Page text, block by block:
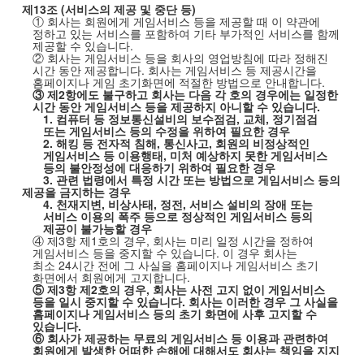
제13조(서비스의 제공 및 중단 등)
① 회사는 회원에게 게임서비스 등을 제공할 때 이 약관에
정하고 있는 서비스를 포함하여 기타 부가적인 서비스를 함께
제공할 수 있습니다.
② 회사는 게임서비스 등을 회사의 영업방침에 따라 정해진
시간 동안 제공합니다. 회사는 게임서비스 등 제공시간을
홈페이지나 게임 초기화면에 적절한 방법으로 안내합니다.
③ 제2항에도 불구하고 회사는 다음 각 호의 경우에는 일정한
시간 동안 게임서비스 등을 제공하지 아니할 수 있습니다.
1. 컴퓨터 등 정보통신설비의 보수점검, 교체, 정기점검
또는 게임서비스 등의 수정을 위하여 필요한 경우
2.해킹 등 전자적 침해, 통신사고, 회원의 비정상적인
게임서비스 등 이용행태, 미처 예상하지 못한 게임서비스
등의 불안정성에 대응하기 위하여 필요한 경우
3. 관련 법령에서 특정 시간 또는 방법으로 게임서비스 등의
제공을 금지하는 경우
4. 천재지변, 비상사태, 정전,서비스 설비의 장애 또는
서비스 이용의 폭주 등으로 정상적인 게임서비스 등의
제공이 불가능할 경우
④ 제3항 제1 호의 경우, 회사는 미리 일정 시간을 정하여
게임서비스 등을 중지할 수 있습니다. 이 경우 회사는
최소 24시간 전에 그 사실을 홈페이지나 게임서비스 초기
화면에서 회원에게 고지합니다.
⑤ 제3항 제2호의 경우, 회사는 사전 고지 없이 게임서비스
등을 일시 중지할 수 있습니다. 회사는 이러한 경우 그 사실을
홈페이지나 게임서비스 등의 초기 화면에 사후 고지할 수
있습니다.
⑥ 회사가 제공하는 무료의 게임서비스 등 이용과 관련하여
회원에게 발생한 어떠한 손해에 대해서도 회사는 책임을 지지